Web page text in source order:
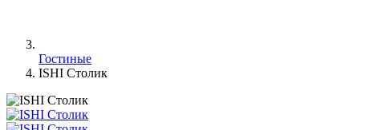
Гостиные
ISHI Столик